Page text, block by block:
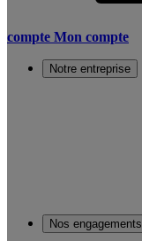
compte Mon compte
Notre entreprise
Nos engagements